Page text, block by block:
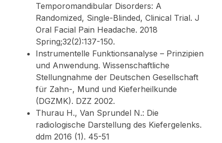
Temporomandibular Disorders: A
Randomized, Single-Blinded, Clinical Trial. J
Oral Facial Pain Headache. 2018
Spring;32(2):137-150.
Instrumentelle Funktionsanalyse – Prinzipien
und Anwendung. Wissenschaftliche
Stellungnahme der Deutschen Gesellschaft
für Zahn-, Mund und Kieferheilkunde
(DGZMK). DZZ 2002.
Thurau H., Van Sprundel N.: Die
radiologische Darstellung des Kiefergelenks.
ddm 2016 (1). 45-51